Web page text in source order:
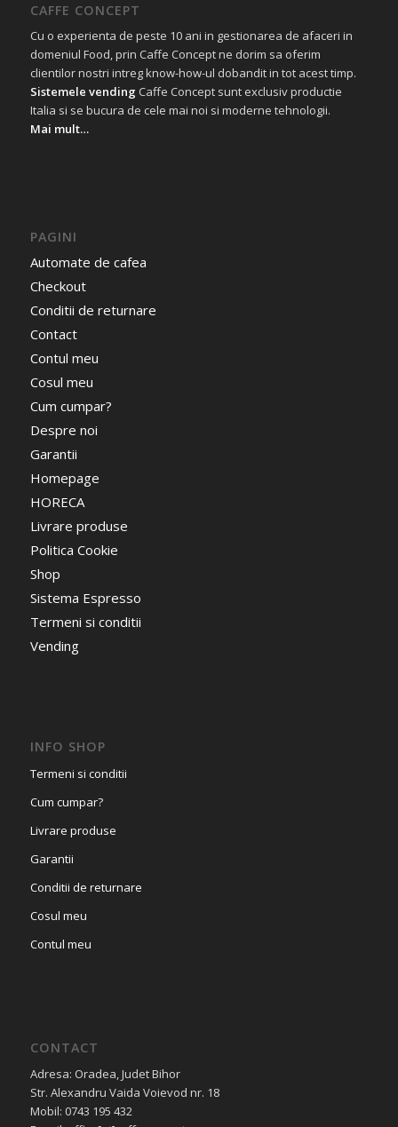
CAFFE CONCEPT
Cu o experienta de peste 10 ani in gestionarea de afaceri in
domeniul Food, prin Caffe Concept ne dorim sa oferim
clientilor nostri intreg know-how-ul dobandit in tot acest timp.
Sistemele vending Caffe Concept sunt exclusiv productie
Italia si se bucura de cele mai noi si moderne tehnologii.
Mai mult…
PAGINI
Automate de cafea
Checkout
Conditii de returnare
Contact
Contul meu
Cosul meu
Cum cumpar?
Despre noi
Garantii
Homepage
HORECA
Livrare produse
Politica Cookie
Shop
Sistema Espresso
Termeni si conditii
Vending
INFO SHOP
Termeni si conditii
Cum cumpar?
Livrare produse
Garantii
Conditii de returnare
Cosul meu
Contul meu
CONTACT
Adresa: Oradea, Judet Bihor
Str. Alexandru Vaida Voievod nr. 18
Mobil: 0743 195 432